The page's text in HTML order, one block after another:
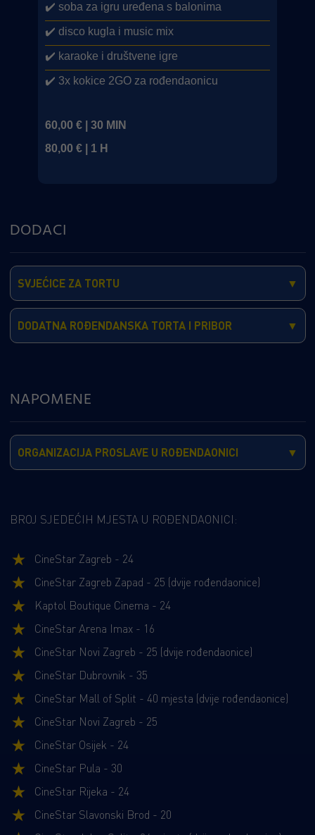
✔️ soba za igru uređena s balonima
✔️ disco kugla i music mix
✔️ karaoke i društvene igre
✔️ 3x kokice 2GO za rođendaonicu
60,00 € | 30 MIN
80,00 € | 1 H
DODACI
SVJEĆICE ZA TORTU
DODATNA ROĐENDANSKA TORTA I PRIBOR
NAPOMENE
ORGANIZACIJA PROSLAVE U ROĐENDAONICI
BROJ SJEDEĆIH MJESTA U ROĐENDAONICI:
CineStar Zagreb - 24
CineStar Zagreb Zapad - 25 (dvije rođendaonice)
Kaptol Boutique Cinema - 24
CineStar Arena Imax - 16
CineStar Novi Zagreb - 25 (dvije rođendaonice)
CineStar Dubrovnik - 35
CineStar Mall of Split - 40 mjesta (dvije rođendaonice)
CineStar Novi Zagreb - 25
CineStar Osijek - 24
CineStar Pula - 30
CineStar Rijeka - 24
CineStar Slavonski Brod - 20